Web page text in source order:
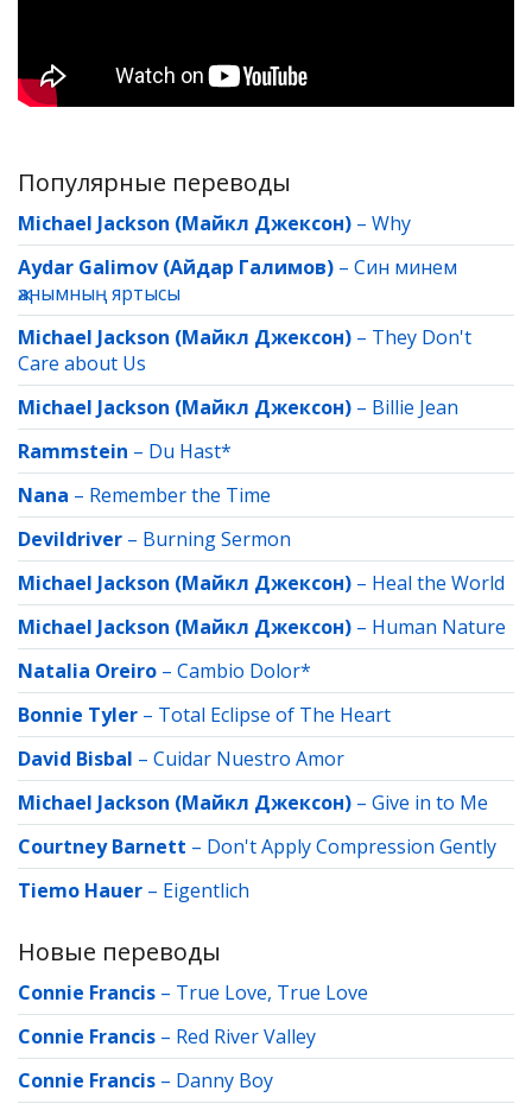
Популярные переводы
Michael Jackson (Майкл Джексон) – Why
Aydar Galimov (Айдар Галимов) – Син минем
җанымның яртысы
Michael Jackson (Майкл Джексон) – They Don't
Care about Us
Michael Jackson (Майкл Джексон) – Billie Jean
Rammstein – Du Hast*
Nana – Remember the Time
Devildriver – Burning Sermon
Michael Jackson (Майкл Джексон) – Heal the World
Michael Jackson (Майкл Джексон) – Human Nature
Natalia Oreiro – Cambio Dolor*
Bonnie Tyler – Total Eclipse of The Heart
David Bisbal – Cuidar Nuestro Amor
Michael Jackson (Майкл Джексон) – Give in to Me
Courtney Barnett – Don't Apply Compression Gently
Tiemo Hauer – Eigentlich
Новые переводы
Connie Francis – True Love, True Love
Connie Francis – Red River Valley
Connie Francis – Danny Boy